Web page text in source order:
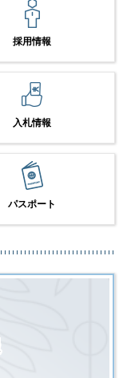
採用情報
入札情報
パスポート